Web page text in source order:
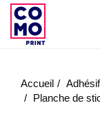
Accueil
Planche de